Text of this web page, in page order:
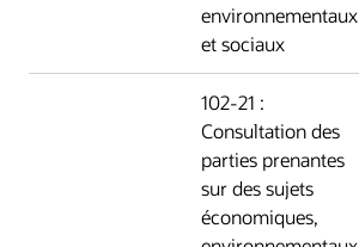
environnementaux
et sociaux
102-21 :
Consultation des
parties prenantes
sur des sujets
économiques,